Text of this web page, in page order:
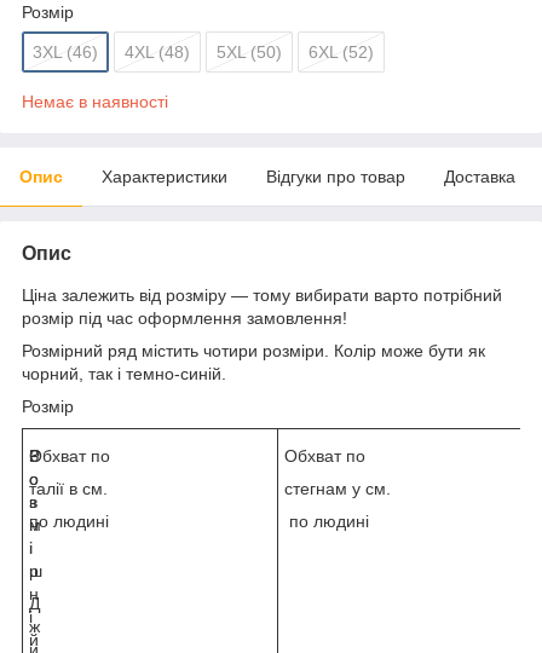
Розмір
3XL (46) 4XL (48) 5XL (50) 6XL (52)
Немає в наявності
Опис Характеристики Відгуки про товар Доставка
Опис
Ціна залежить від розміру — тому вибирати варто потрібний
розмір під час оформлення замовлення!
Розмірний ряд містить чотири розміри. Колір може бути як
чорний, так і темно-синій.
Розмір
Р
о
з
м
і
р
Д
ж
и
З
о
в
н
і
ш
н
і
й
Обхват по
талії в см.
по людині
Обхват по
стегнам у см.
по людині